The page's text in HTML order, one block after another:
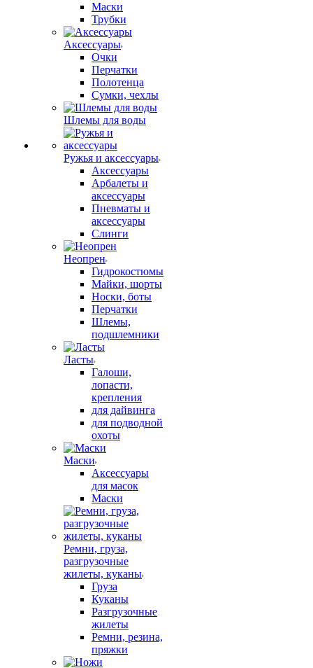
Маски
Трубки
Аксессуары
Очки
Перчатки
Полотенца
Сумки, чехлы
Шлемы для воды
Ружья и аксессуары
Аксессуары
Арбалеты и
аксессуары
Пневматы и
аксессуары
Слинги
Неопрен
Гидрокостюмы
Майки, шорты
Носки, боты
Перчатки
Шлемы,
подшлемники
Ласты
Галоши,
лопасти,
крепления
для дайвинга
для подводной
охоты
Маски
Аксессуары
для масок
Маски
Ремни, груза,
разгрузочные
жилеты, куканы
Груза
Куканы
Разгрузочные
жилеты
Ремни, резина,
пряжки